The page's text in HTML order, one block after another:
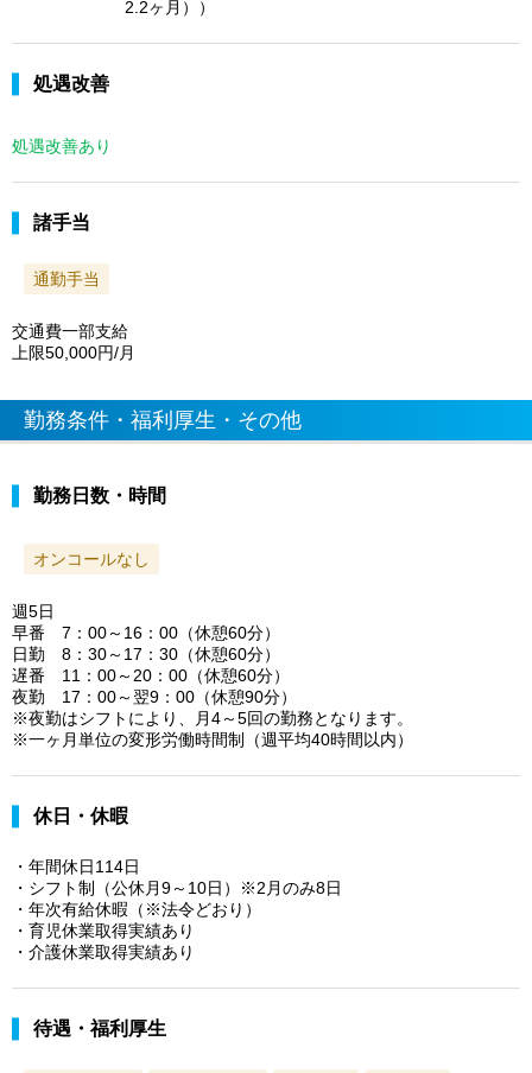
2.2ヶ月））
処遇改善
処遇改善あり
諸手当
通勤手当
交通費一部支給
上限50,000円/月
勤務条件・福利厚生・その他
勤務日数・時間
オンコールなし
週5日
早番 7：00～16：00（休憩60分）
日勤 8：30～17：30（休憩60分）
遅番 11：00～20：00（休憩60分）
夜勤 17：00～翌9：00（休憩90分）
※夜勤はシフトにより、月4～5回の勤務となります。
※一ヶ月単位の変形労働時間制（週平均40時間以内）
休日・休暇
・年間休日114日
・シフト制（公休月9～10日）※2月のみ8日
・年次有給休暇（※法令どおり）
・育児休業取得実績あり
・介護休業取得実績あり
待遇・福利厚生